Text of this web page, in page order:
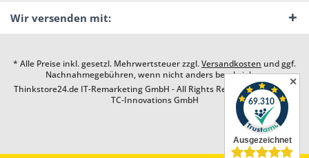
Wir versenden mit:
* Alle Preise inkl. gesetzl. Mehrwertsteuer zzgl.Versandkosten und ggf.
Nachnahmegebühren, wenn nicht anders beschrieben
Thinkstore24.de IT-Remarketing GmbH - All Rights Reserved. Design by
TC-Innovations GmbH
✕